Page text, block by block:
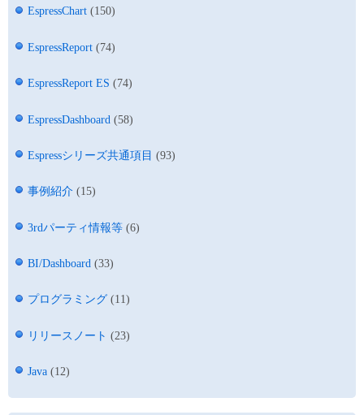
EspressChart (150)
EspressReport (74)
EspressReport ES (74)
EspressDashboard (58)
Espressシリーズ共通項目 (93)
事例紹介 (15)
3rdパーティ情報等 (6)
BI/Dashboard (33)
プログラミング (11)
リリースノート (23)
Java (12)